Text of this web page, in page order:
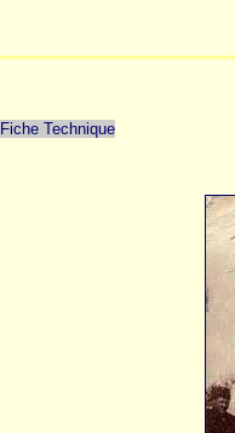
Fiche Technique